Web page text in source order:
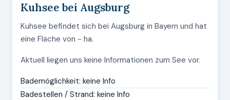
Kuhsee bei Augsburg
Kuhsee befindet sich bei Augsburg in Bayern und hat
eine Fläche von - ha.
Aktuell liegen uns keine Informationen zum See vor.
Bademöglichkeit: keine Info
Badestellen / Strand: keine Info